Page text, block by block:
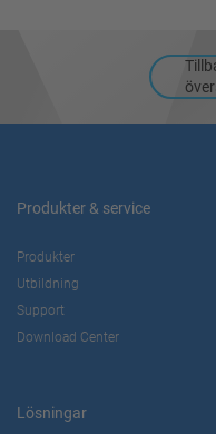
Produkter & service
Produkter
Utbildning
Support
Download Center
Lösningar